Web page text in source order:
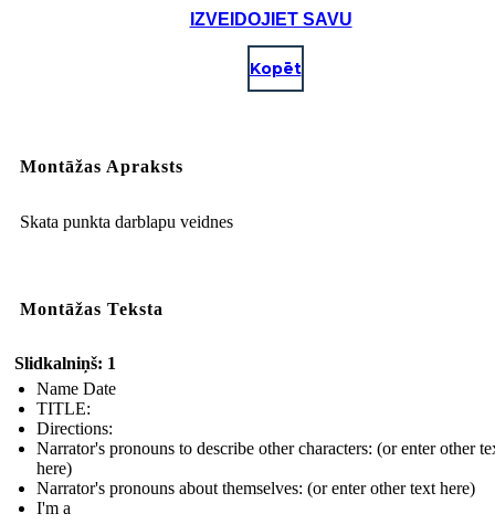
IZVEIDOJIET SAVU
Kopēt
Montāžas Apraksts
Skata punkta darblapu veidnes
Montāžas Teksta
Slidkalniņš: 1
Name Date
TITLE :
Directions:
Narrator's pronouns to describe other characters: (or enter other
here)
Narrator's pronouns about themselves: (or enter other text here)
I'm a